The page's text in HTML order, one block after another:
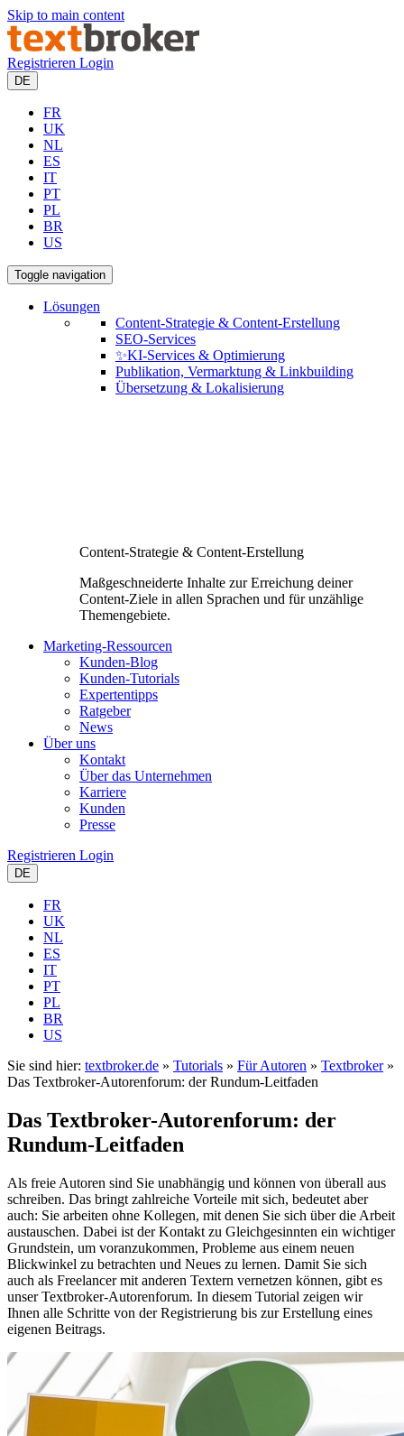
Skip to main content
Registrieren Login
DE
FR
UK
NL
ES
IT
PT
PL
BR
US
Toggle navigation
Lösungen
Content-Strategie & Content-Erstellung
SEO-Services
✨KI-Services & Optimierung
Publikation, Vermarktung & Linkbuilding
Übersetzung & Lokalisierung
Content-Strategie & Content-Erstellung
Maßgeschneiderte Inhalte zur Erreichung deiner
Content-Ziele in allen Sprachen und für unzählige
Themengebiete.
Marketing-Ressourcen
Kunden-Blog
Kunden-Tutorials
Expertentipps
Ratgeber
News
Über uns
Kontakt
Über das Unternehmen
Karriere
Kunden
Presse
Registrieren Login
DE
FR
UK
NL
ES
IT
PT
PL
BR
US
Sie sind hier: textbroker.de » Tutorials » Für Autoren » Textbroker»
Das Textbroker-Autorenforum: der Rundum-Leitfaden
Das Textbroker-Autorenforum: der
Rundum-Leitfaden
Als freie Autoren sind Sie unabhängig und können von überall aus
schreiben. Das bringt zahlreiche Vorteile mit sich, bedeutet aber
auch: Sie arbeiten ohne Kollegen, mit denen Sie sich über die Arbeit
austauschen. Dabei ist der Kontakt zu Gleichgesinnten ein wichtiger
Grundstein, um voranzukommen, Probleme aus einem neuen
Blickwinkel zu betrachten und Neues zu lernen. Damit Sie sich
auch als Freelancer mit anderen Textern vernetzen können, gibt es
unser Textbroker-Autorenforum. In diesem Tutorial zeigen wir
Ihnen alle Schritte von der Registrierung bis zur Erstellung eines
eigenen Beitrags.